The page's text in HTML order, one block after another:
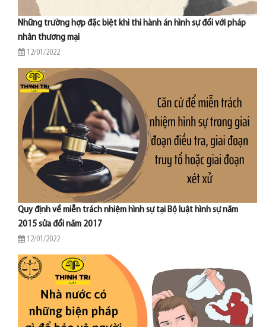
Những trường hợp đặc biệt khi thi hành án hình sự đối với pháp
nhân thương mại
12/01/2022
Quy định về miễn trách nhiệm hình sự tại Bộ luật hình sự năm
2015 sửa đổi năm 2017
12/01/2022